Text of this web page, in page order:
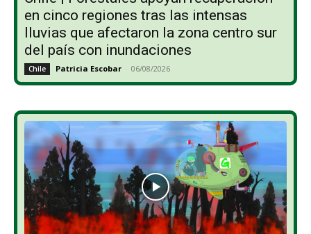
en cinco regiones tras las intensas
lluvias que afectaron la zona centro sur
del país con inundaciones
Chile Patricia Escobar - 06/08/2026